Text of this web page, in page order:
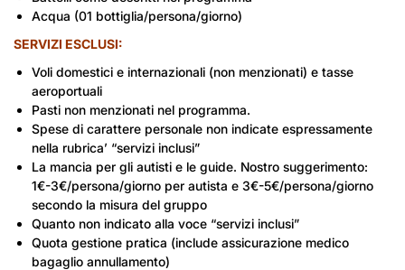
Guida
Camminare
Macchina
Proseguimento per la vicina località di
Sukhothai
la lingua e l’ideale di nazione del popolo
secolo).
Alle circa 19:30 circa arrivo a Sukhothai.
Sistemazione, cena libera e
pernottamento.
Albergo
Camminare
Guida
tiene nel “Wiharn”, all’interno del quale i
visitatori possono accedere mantenendo
un comportamento rispettoso e contenuto.
Sistemazione in hotel, cena e
Nota: in concomitanza con alcune speciali
festività del calendario buddista, per
alcune giornate i canti dei monaci
potrebbero risultare sospesi. Se queste
giornate dovessero coincidere con i giorni
di visita, si fara’ il possibile per recuperare
l’evento l’indomani.
Acqua (01 bottiglia/persona/giorno)
SERVIZI ESCLUSI:
Voli domestici e internazionali (non menzionati) e tasse
aeroportuali
Pasti non menzionati nel programma.
Spese di carattere personale non indicate espressamente
nella rubrica’ “servizi inclusi”
La mancia per gli autisti e le guide. Nostro suggerimento:
1€-3€/persona/giorno per autista e 3€-5€/persona/giorno
secondo la misura del gruppo
Quanto non indicato alla voce “servizi inclusi”
Quota gestione pratica (include assicurazione medico
bagaglio annullamento)